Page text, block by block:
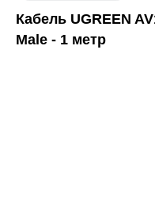
+7 495 960-31-54
+7 800 500-31-47
Кабель UGREEN
Male - 1 метр